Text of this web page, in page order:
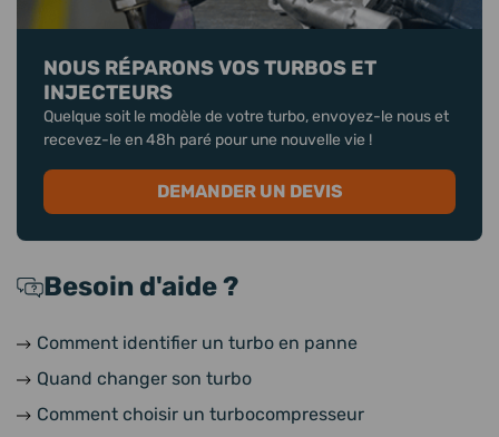
NOUS RÉPARONS VOS TURBOS ET
INJECTEURS
Quelque soit le modèle de votre turbo, envoyez-le nous et
recevez-le en 48h paré pour une nouvelle vie !
DEMANDER UN DEVIS
Besoin d'aide ?
Comment identifier un turbo en panne
Quand changer son turbo
Comment choisir un turbocompresseur